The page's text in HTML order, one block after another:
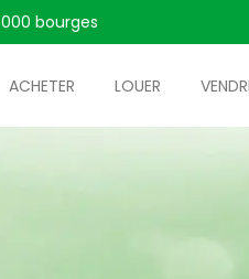
bourges
ACHETER LOUER